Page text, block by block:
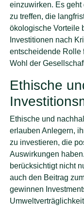
einzuwirken. Es
zu treffen, die
ökologische Vorteile
Investitionen nach
entscheidende Rolle
Wohl der
Ethische
Ethische und
erlauben Anlegern,
zu investieren, die
Auswirkungen
berücksichtigt nicht
auch den Beitrag
gewinnen